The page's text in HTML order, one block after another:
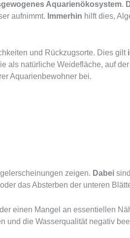
Aquarienökosystem.
aufnimmt. Immerhin hilft dies,
und Rückzugsorte. Dies gilt
als natürliche Weidefläche, auf
Aquarienbewohner bei.
zeigen. Dabei
das Absterben der unteren
einen Mangel an essentiellen
und die Wasserqualität negativ